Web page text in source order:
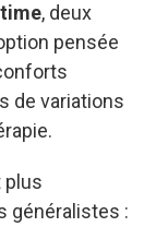
, deux
pensée
de variations
plus
généralistes :